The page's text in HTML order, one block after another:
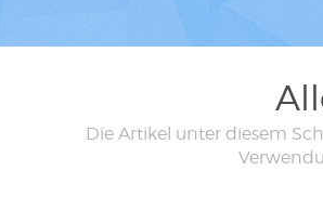
Die Artikel unter diesem